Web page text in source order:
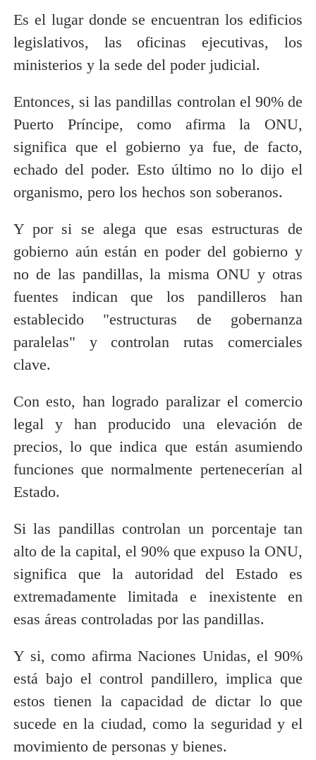
Es el lugar donde se encuentran los edificios
legislativos, las oficinas ejecutivas, los
ministerios y la sede del poder judicial.
Entonces, si las pandillas controlan el 90% de
Puerto Príncipe, como afirma la ONU,
significa que el gobierno ya fue, de facto,
echado del poder. Esto último no lo dijo el
organismo, pero los hechos son soberanos.
Y por si se alega que esas estructuras de
gobierno aún están en poder del gobierno y
no de las pandillas, la misma ONU y otras
fuentes indican que los pandilleros han
establecido "estructuras de gobernanza
paralelas" y controlan rutas comerciales
clave.
Con esto, han logrado paralizar el comercio
legal y han producido una elevación de
precios, lo que indica que están asumiendo
funciones que normalmente pertenecerían al
Estado.
Si las pandillas controlan un porcentaje tan
alto de la capital, el 90% que expuso la ONU,
significa que la autoridad del Estado es
extremadamente limitada e inexistente en
esas áreas controladas por las pandillas.
Y si, como afirma Naciones Unidas, el 90%
está bajo el control pandillero, implica que
estos tienen la capacidad de dictar lo que
sucede en la ciudad, como la seguridad y el
movimiento de personas y bienes.